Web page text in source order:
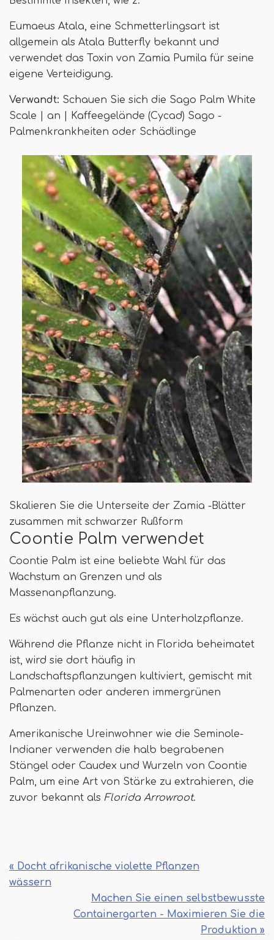
Eumaeus Atala, eine Schmetterlingsart ist
allgemein als Atala Butterfly bekannt und
verwendet das Toxin von Zamia Pumila für seine
eigene Verteidigung.
Verwandt: Schauen Sie sich die Sago Palm White
Scale | an | Kaffeegelände (Cycad) Sago -
Palmenkrankheiten oder Schädlinge
Skalieren Sie die Unterseite der Zamia -Blätter
zusammen mit schwarzer Rußform
Coontie Palm verwendet
Coontie Palm ist eine beliebte Wahl für das
Wachstum an Grenzen und als
Massenanpflanzung.
Es wächst auch gut als eine Unterholzpflanze.
Während die Pflanze nicht in Florida beheimatet
ist, wird sie dort häufig in
Landschaftspflanzungen kultiviert, gemischt mit
Palmenarten oder anderen immergrünen
Pflanzen.
Amerikanische Ureinwohner wie die Seminole-
Indianer verwenden die halb begrabenen
Stängel oder Caudex und Wurzeln von Coontie
Palm, um eine Art von Stärke zu extrahieren, die
zuvor bekannt als Florida Arrowroot.
« Docht afrikanische violette Pflanzen
wässern
Machen Sie einen selbstbewusste
Containergarten - Maximieren Sie die
Produktion »